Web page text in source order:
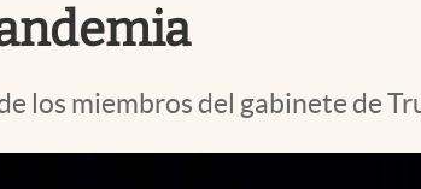
los miembros del gabinete de